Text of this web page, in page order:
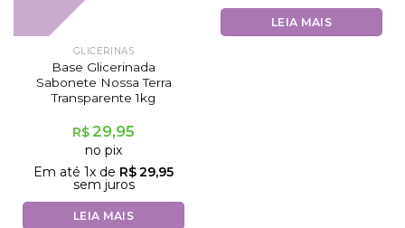
GLICERINAS
Base Glicerinada
Sabonete Nossa Terra
Transparente 1kg
R$29,95
no pix
Em até 1x de R$29,95
sem juros
LEIA MAIS
LEIA MAIS